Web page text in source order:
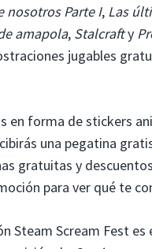
nosotros Parte I, Las
amapola, Stalcrafty
jugables
forma de stickers
una pegatina
gratuitas y
para ver qué te
Steam Scream Fest es